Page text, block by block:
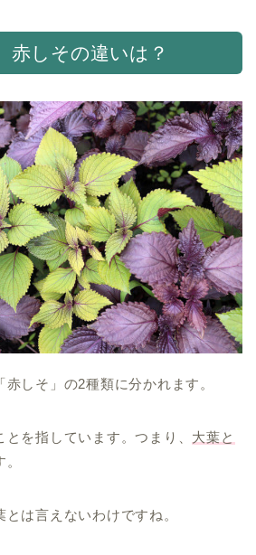
赤しその違いは？
しそ」の2種類に分かれます。
を指しています。つまり、 大葉と
は言えないわけですね。